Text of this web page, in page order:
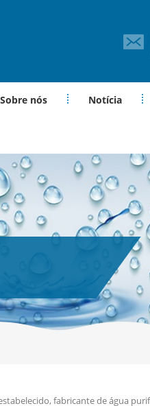
Sobre nós Notícia
fabricante de água